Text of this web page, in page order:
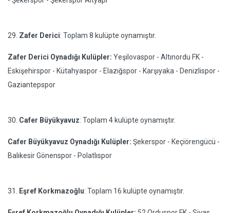
29. Zafer Derici: Toplam 8 kulüpte oynamıştır.
Zafer Derici Oynadığı Kulüpler: Yeşilovaspor - Altınordu FK -
Eskişehirspor - Kütahyaspor - Elazığspor - Karşıyaka - Denizlispor -
Gaziantepspor
30. Cafer Büyükyavuz: Toplam 4 kulüpte oynamıştır.
Cafer Büyükyavuz Oynadığı Kulüpler: Şekerspor - Keçiörengücü -
Balıkesir Gönenspor - Polatlıspor
31. Eşref Korkmazoğlu: Toplam 16 kulüpte oynamıştır.